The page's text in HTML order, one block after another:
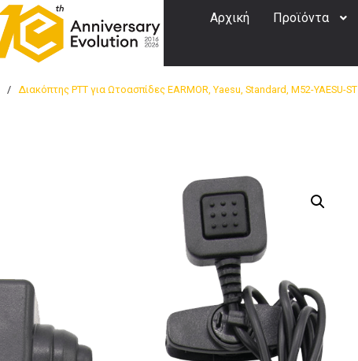
Αρχική Προϊόντα
/ Διακόπτης PTT για Ωτοασπίδες EARMOR, Yaesu, Standard, M52-YAESU-ST